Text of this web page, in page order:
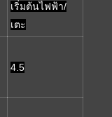
เริ่มต้นไฟฟ้า/
เตะ
4.5